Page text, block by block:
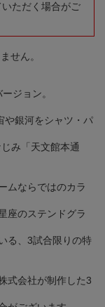
ただく場合がご
せん。
ジョン。
や銀河をシャツ・パ
み「天文館本通
ムならではのカラ
座のステンドグラ
る、3試合限りの特
式会社が制作した3